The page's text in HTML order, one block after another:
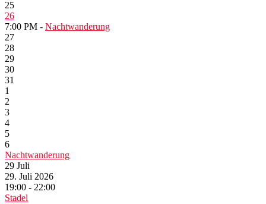
25
26
7:00 PM - Nachtwanderung
27
28
29
30
31
1
2
3
4
5
6
Nachtwanderung
29 Juli
29. Juli 2026
19:00 - 22:00
Stadel